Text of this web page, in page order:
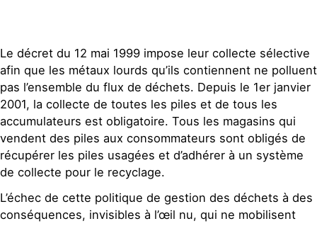
Le décret du 12 mai 1999 impose leur collecte sélective
afin que les métaux lourds qu’ils contiennent ne polluent
pas l’ensemble du flux de déchets. Depuis le 1er janvier
2001, la collecte de toutes les piles et de tous les
accumulateurs est obligatoire. Tous les magasins qui
vendent des piles aux consommateurs sont obligés de
récupérer les piles usagées et d’adhérer à un système
de collecte pour le recyclage.
L’échec de cette politique de gestion des déchets à des
conséquences, invisibles à l’œil nu, qui ne mobilisent